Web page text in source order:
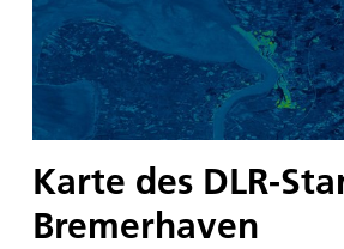
Karte des DLR-
Bremerhaven